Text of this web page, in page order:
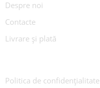
Despre noi
Contacte
Livrare și plată
Politica de confidențialitate